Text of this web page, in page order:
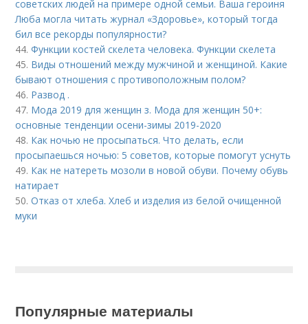
советских людей на примере одной семьи. Ваша героиня
Люба могла читать журнал «Здоровье», который тогда
бил все рекорды популярности?
44.Функции костей скелета человека. Функции скелета
45. Виды отношений между мужчиной и женщиной. Какие
бывают отношения с противоположным полом?
46. Развод .
47. Мода 2019 для женщин з. Мода для женщин 50+:
основные тенденции осени-зимы 2019-2020
48. Как ночью не просыпаться. Что делать, если
просыпаешься ночью: 5 советов, которые помогут уснуть
49. Как не натереть мозоли в новой обуви. Почему обувь
натирает
50.Отказ от хлеба. Хлеб и изделия из белой очищенной
муки
Популярные материалы